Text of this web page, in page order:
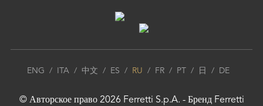
ENG / ITA/ 中文 / ES / RU / FR/ PT / 日 / DE
© Авторское право 2026 Ferretti S.p.A. - Бренд Ferretti